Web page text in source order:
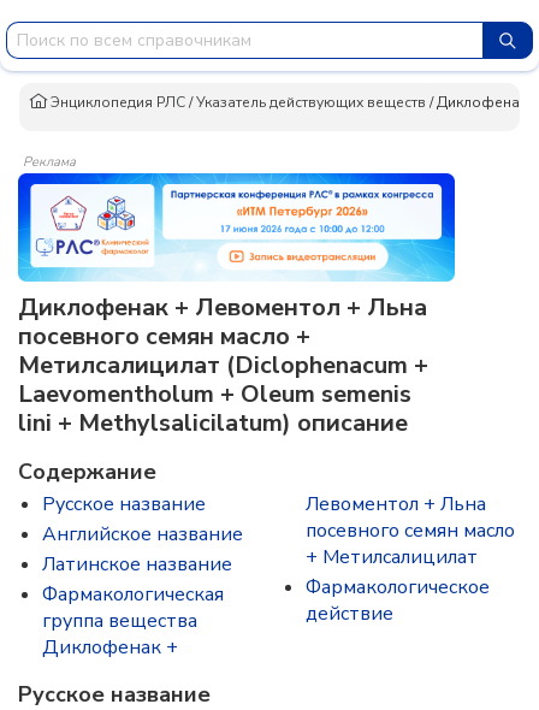
Энциклопедия РЛС/Указатель действующих веществ /Диклофенак
Реклама
Диклофенак + Левоментол + Льна
посевного семян масло +
Метилсалицилат (Diclophenacum +
Laevomentholum + Oleum semenis
lini + Methylsalicilatum) описание
Содержание
Русское название
Английское название
Латинское название
Фармакологическая
группа вещества
Диклофенак +
Левоментол + Льна
посевного семян масло
+ Метилсалицилат
Фармакологическое
действие
Русское название